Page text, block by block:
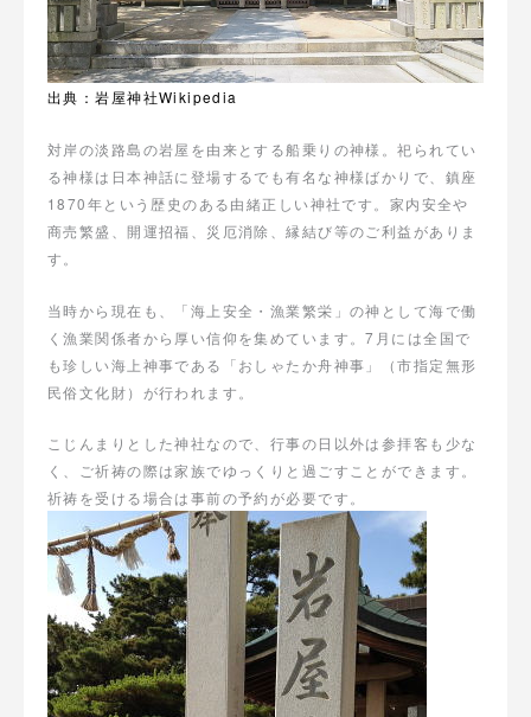
出典：岩屋神社Wikipedia
対岸の淡路島の岩屋を由来とする船乗りの神様。祀られてい
る神様は日本神話に登場するでも有名な神様ばかりで、鎮座
1870年という歴史のある由緒正しい神社です。家内安全や
商売繁盛、開運招福、災厄消除、縁結び等のご利益がありま
す。
当時から現在も、「海上安全・漁業繁栄」の神として海で働
く漁業関係者から厚い信仰を集めています。7月には全国で
も珍しい海上神事である「おしゃたか舟神事」（市指定無形
民俗文化財）が行われます。
こじんまりとした神社なので、行事の日以外は参拝客も少な
く、ご祈祷の際は家族でゆっくりと過ごすことができます。
祈祷を受ける場合は事前の予約が必要です。